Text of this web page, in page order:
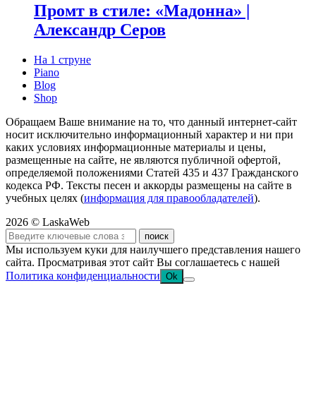
Промт в стиле: «Мадонна» |
Александр Серов
На 1 струне
Piano
Blog
Shop
Обращаем Ваше внимание на то, что данный интернет-сайт
носит исключительно информационный характер и ни при
каких условиях информационные материалы и цены,
размещенные на сайте, не являются публичной офертой,
определяемой положениями Статей 435 и 437 Гражданского
кодекса РФ. Тексты песен и аккорды размещены на сайте в
учебных целях (информация для правообладателей).
2026 © LaskaWeb
Мы используем куки для наилучшего представления нашего
сайта. Просматривая этот сайт Вы соглашаетесь с нашей
Политика конфиденциальности Ok